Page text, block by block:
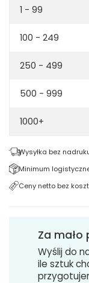
1 - 99
100 - 249
250 - 499
500 - 999
1000+
Wysyłka bez
Minimum
Ceny netto bez
Za
Wyślij do
ile sztuk